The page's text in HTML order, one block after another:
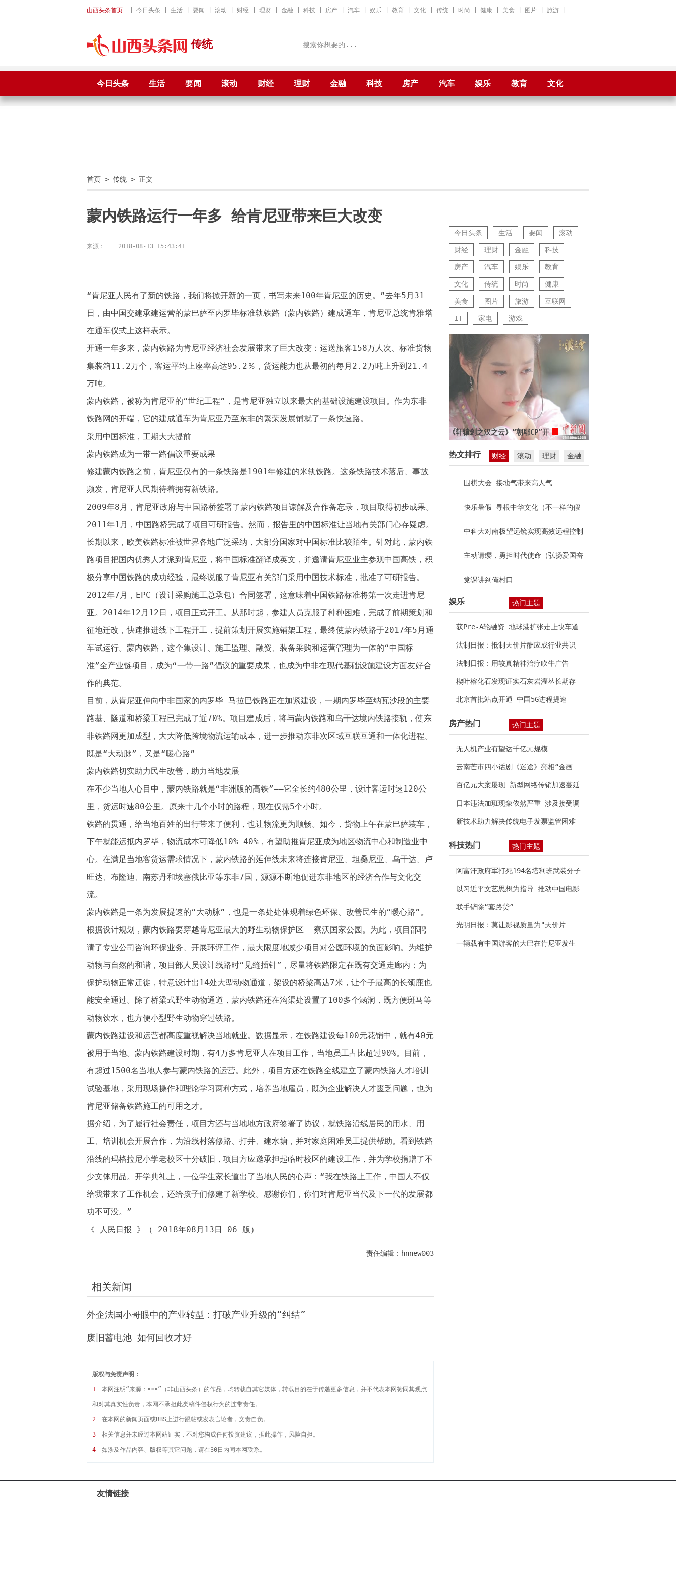
山西头条首页 今日头条 生活 要闻 滚动 财经 理财 金融 科技 房产 汽车 娱乐 教育 文化 传统 时尚 健康 美食 图片 旅游
传统
今日头条 生活 要闻 滚动 财经 理财 金融 科技 房产 汽车 娱乐 教育 文化
首页 > 传统 > 正文
蒙内铁路运行一年多 给肯尼亚带来巨大改变
来源： 2018-08-13 15:43:41
“肯尼亚人民有了新的铁路，我们将掀开新的一页，书写未来100年肯尼亚的历史。”去年5月31
日，由中国交建承建运营的蒙巴萨至内罗毕标准轨铁路（蒙内铁路）建成通车，肯尼亚总统肯雅塔
在通车仪式上这样表示。
开通一年多来，蒙内铁路为肯尼亚经济社会发展带来了巨大改变：运送旅客158万人次、标准货物
集装箱11.2万个，客运平均上座率高达95.2％，货运能力也从最初的每月2.2万吨上升到21.4
万吨。
蒙内铁路，被称为肯尼亚的“世纪工程”，是肯尼亚独立以来最大的基础设施建设项目。作为东非
铁路网的开端，它的建成通车为肯尼亚乃至东非的繁荣发展铺就了一条快速路。
采用中国标准，工期大大提前
蒙内铁路成为一带一路倡议重要成果
修建蒙内铁路之前，肯尼亚仅有的一条铁路是1901年修建的米轨铁路。这条铁路技术落后、事故
频发，肯尼亚人民期待着拥有新铁路。
2009年8月，肯尼亚政府与中国路桥签署了蒙内铁路项目谅解及合作备忘录，项目取得初步成果。
2011年1月，中国路桥完成了项目可研报告。然而，报告里的中国标准让当地有关部门心存疑虑。
长期以来，欧美铁路标准被世界各地广泛采纳，大部分国家对中国标准比较陌生。针对此，蒙内铁
路项目把国内优秀人才派到肯尼亚，将中国标准翻译成英文，并邀请肯尼亚业主参观中国高铁，积
极分享中国铁路的成功经验，最终说服了肯尼亚有关部门采用中国技术标准，批准了可研报告。
2012年7月，EPC（设计采购施工总承包）合同签署，这意味着中国铁路标准将第一次走进肯尼
亚。2014年12月12日，项目正式开工。从那时起，参建人员克服了种种困难，完成了前期策划和
征地迁改，快速推进线下工程开工，提前策划开展实施铺架工程，最终使蒙内铁路于2017年5月通
车试运行。蒙内铁路，这个集设计、施工监理、融资、装备采购和运营管理为一体的“中国标
准”全产业链项目，成为“一带一路”倡议的重要成果，也成为中非在现代基础设施建设方面友好合
作的典范。
目前，从肯尼亚伸向中非国家的内罗毕—马拉巴铁路正在加紧建设，一期内罗毕至纳瓦沙段的主要
路基、隧道和桥梁工程已完成了近70%。项目建成后，将与蒙内铁路和乌干达境内铁路接轨，使东
非铁路网更加成型，大大降低跨境物流运输成本，进一步推动东非次区域互联互通和一体化进程。
既是“大动脉”，又是“暖心路”
蒙内铁路切实助力民生改善，助力当地发展
在不少当地人心目中，蒙内铁路就是“非洲版的高铁”——它全长约480公里，设计客运时速120公
里，货运时速80公里。原来十几个小时的路程，现在仅需5个小时。
铁路的贯通，给当地百姓的出行带来了便利，也让物流更为顺畅。如今，货物上午在蒙巴萨装车，
下午就能运抵内罗毕，物流成本可降低10%—40%，有望助推肯尼亚成为地区物流中心和制造业中
心。在满足当地客货运需求情况下，蒙内铁路的延伸线未来将连接肯尼亚、坦桑尼亚、乌干达、卢
旺达、布隆迪、南苏丹和埃塞俄比亚等东非7国，源源不断地促进东非地区的经济合作与文化交
流。
蒙内铁路是一条为发展提速的“大动脉”，也是一条处处体现着绿色环保、改善民生的“暖心路”。
根据设计规划，蒙内铁路要穿越肯尼亚最大的野生动物保护区——察沃国家公园。为此，项目部聘
请了专业公司咨询环保业务、开展环评工作，最大限度地减少项目对公园环境的负面影响。为维护
动物与自然的和谐，项目部人员设计线路时“见缝插针”，尽量将铁路限定在既有交通走廊内；为
保护动物正常迁徙，特意设计出14处大型动物通道，架设的桥梁高达7米，让个子最高的长颈鹿也
能安全通过。除了桥梁式野生动物通道，蒙内铁路还在沟渠处设置了100多个涵洞，既方便斑马等
动物饮水，也方便小型野生动物穿过铁路。
蒙内铁路建设和运营都高度重视解决当地就业。数据显示，在铁路建设每100元花销中，就有40元
被用于当地。蒙内铁路建设时期，有4万多肯尼亚人在项目工作，当地员工占比超过90%。目前，
有超过1500名当地人参与蒙内铁路的运营。此外，项目方还在铁路全线建立了蒙内铁路人才培训
试验基地，采用现场操作和理论学习两种方式，培养当地雇员，既为企业解决人才匮乏问题，也为
肯尼亚储备铁路施工的可用之才。
据介绍，为了履行社会责任，项目方还与当地地方政府签署了协议，就铁路沿线居民的用水、用
工、培训机会开展合作，为沿线村落修路、打井、建水塘，并对家庭困难员工提供帮助。看到铁路
沿线的玛格拉尼小学老校区十分破旧，项目方应邀承担起临时校区的建设工作，并为学校捐赠了不
少文体用品。开学典礼上，一位学生家长道出了当地人民的心声：“我在铁路上工作，中国人不仅
给我带来了工作机会，还给孩子们修建了新学校。感谢你们，你们对肯尼亚当代及下一代的发展都
功不可没。”
《 人民日报 》（ 2018年08月13日 06 版）
责任编辑：hnnew003
相关新闻
外企法国小哥眼中的产业转型：打破产业升级的“纠结”
废旧蓄电池 如何回收才好
版权与免责声明：
1 本网注明“来源：×××”（非山西头条）的作品，均转载自其它媒体，转载目的在于传递更多信息，并不代表本网赞同其观点
和对其真实性负责，本网不承担此类稿件侵权行为的连带责任。
2 在本网的新闻页面或BBS上进行跟帖或发表言论者，文责自负。
3 相关信息并未经过本网站证实，不对您构成任何投资建议，据此操作，风险自担。
4 如涉及作品内容、版权等其它问题，请在30日内同本网联系。
今日头条 生活 要闻 滚动
财经 理财 金融 科技
房产 汽车 娱乐 教育
文化 传统 时尚 健康
美食 图片 旅游 互联网
IT 家电 游戏
《轩辕剑之汉之云》“朝耶CP”开
热文排行 财经 滚动 理财 金融
围棋大会 接地气带来高人气
快乐暑假 寻根中华文化（不一样的假
期）
中科大对南极望远镜实现高效远程控制
主动请缨，勇担时代使命（弘扬爱国奋
斗精神 建功立业新时代）
党课讲到俺村口
娱乐 热门主题
获Pre-A轮融资 地球港扩张走上快车道
法制日报：抵制天价片酬应成行业共识
法制日报：用较真精神治疗吹牛广告
楔叶榕化石发现证实石灰岩灌丛长期存
在
北京首批站点开通 中国5G进程提速
房产热门 热门主题
无人机产业有望达千亿元规模
云南芒市四小话剧《迷途》亮相“金画
眉”全国儿童戏剧教育成果展获好评
百亿元大案屡现 新型网络传销加速蔓延
日本违法加班现象依然严重 涉及接受调
查的半数单位
新技术助力解决传统电子发票监管困难
等问题
科技热门 热门主题
阿富汗政府军打死194名塔利班武装分子
以习近平文艺思想为指导 推动中国电影
教育向世界一流迈进
联手铲除“套路贷”
光明日报：莫让影视质量为"天价片
酬"买单
一辆载有中国游客的大巴在肯尼亚发生
友情链接